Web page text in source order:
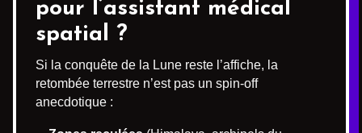
pour l’assistant médical
spatial ?
Si la conquête de la Lune reste l’affiche, la
retombée terrestre n’est pas un spin-off
anecdotique :